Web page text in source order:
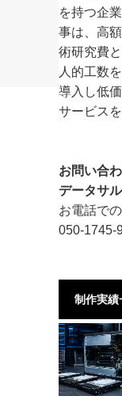
を持つ企
事は、高
術研究費
人的工数
導入し低
サービス
お問い合
データサ
お電話で
050-1745-
制作実績